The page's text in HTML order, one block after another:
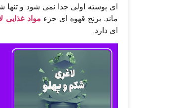
ای پوسته اولی جدا نمی‌ شود و
ماند. برنج قهوه ای جزء مواد غذایی
ای دارد.